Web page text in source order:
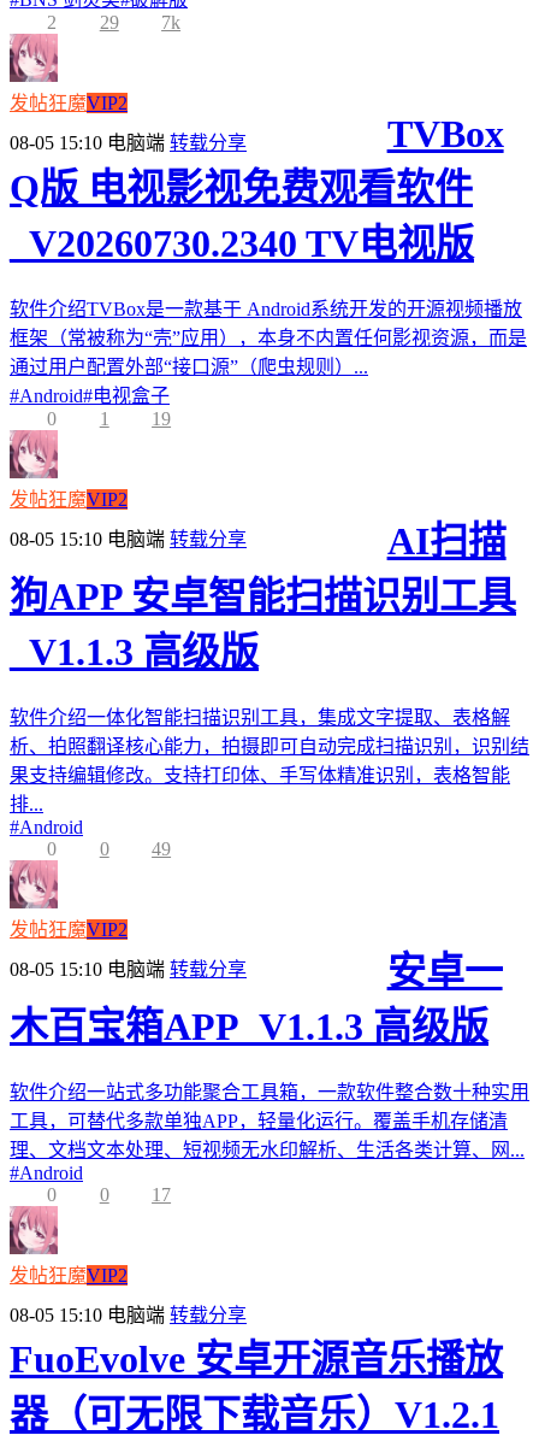
2
29 7k
发帖狂魔VIP2
08-05 15:10 电脑端 转载分享
TVBox
Q版 电视影视免费观看软件
_V20260730.2340 TV电视版
软件介绍TVBox是一款基于 Android系统开发的开源视频播放
框架（常被称为“壳”应用），本身不内置任何影视资源，而是
通过用户配置外部“接口源”（爬虫规则）...
#Android#电视盒子
0
1 19
发帖狂魔VIP2
08-05 15:10 电脑端 转载分享
AI扫描
狗APP 安卓智能扫描识别工具
_V1.1.3 高级版
软件介绍一体化智能扫描识别工具，集成文字提取、表格解
析、拍照翻译核心能力，拍摄即可自动完成扫描识别，识别结
果支持编辑修改。支持打印体、手写体精准识别，表格智能
排...
#Android
0
0 49
发帖狂魔VIP2
08-05 15:10 电脑端 转载分享
安卓一
木百宝箱APP_V1.1.3 高级版
软件介绍一站式多功能聚合工具箱，一款软件整合数十种实用
工具，可替代多款单独APP，轻量化运行。覆盖手机存储清
理、文档文本处理、短视频无水印解析、生活各类计算、网...
#Android
0
0 17
发帖狂魔VIP2
08-05 15:10 电脑端 转载分享
FuoEvolve 安卓开源音乐播放
器（可无限下载音乐）V1.2.1